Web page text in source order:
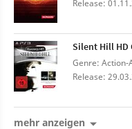
Release:
Silent Hill HD
Genre: Action-
Release:
mehr anzeigen